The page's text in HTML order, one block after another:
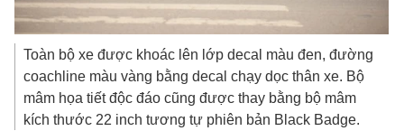
Toàn bộ xe được khoác lên lớp decal màu đen, đường
coachline màu vàng bằng decal chạy dọc thân xe. Bộ
mâm họa tiết độc đáo cũng được thay bằng bộ mâm
kích thước 22 inch tương tự phiên bản Black Badge.